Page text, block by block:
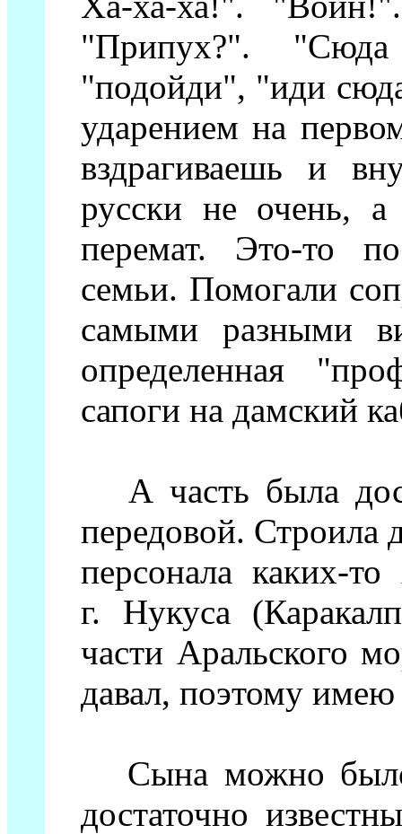
"Припух?".
"подойди", "иди
ударением на
вздрагиваешь и
русски не очень,
перемат. Это-то
семьи. Помогали
самыми разными
определенная
сапоги на дамский
А часть была
передовой. Строила
персонала каких-
г. Нукуса
части Аральского
давал, поэтому имею
Сына можно было
достаточно